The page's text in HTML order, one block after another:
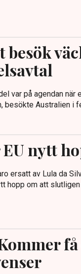
var på agendan
besökte Australien i
nytt
ersatt av Lula da
hopp om att